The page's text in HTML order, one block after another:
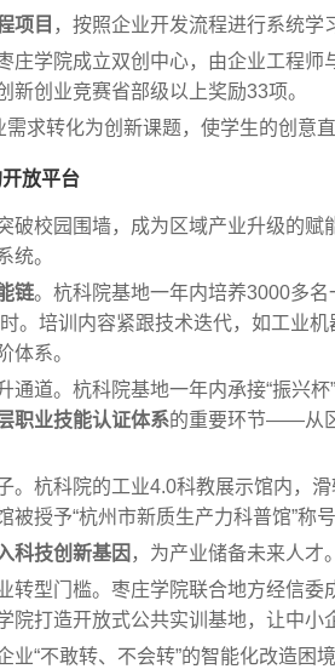
项目 ，按照企业开发流程进行系统学
庄学院成立双创中心，由企业工程
新创业竞赛省部级以上奖励33项。
需求转化为创新课题，使学生的创意
放平台
破校园围墙，成为区域产业升级的
统。
链。杭科院基地一年内培养3000多
。培训内容紧跟技术迭代，如工业
体系。
通道。杭科院基地一年内承接“振兴
职业技能认证体系的重要环节——从
。杭科院的工业4.0科教展示馆内，
被授予“杭州市新质生产力科普馆”称
科技创新基因 ，为产业储备未来人才。
转型门槛。枣庄学院联合地方经信
院打造开放式公共实训基地，让中小
“不敢转、不会转”的智能化改造困境